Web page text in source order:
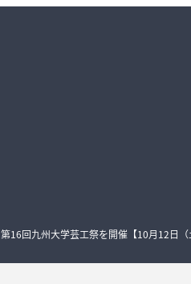
第16回九州大学芸工祭を開催【10月12日（